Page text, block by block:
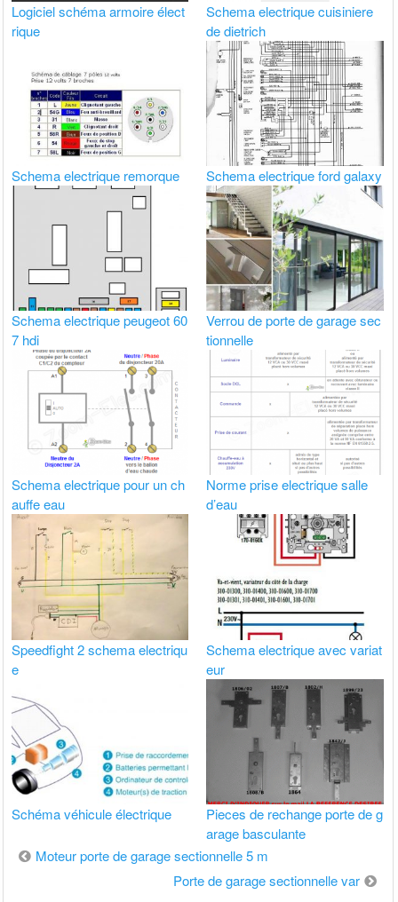
Logiciel schéma armoire élect
rique
Schema electrique cuisiniere
de dietrich
Schema electrique remorque Schema electrique ford galaxy
Schema electrique peugeot 60
7 hdi
Verrou de porte de garage sec
tionnelle
Schema electrique pour un ch
auffe eau
Norme prise electrique salle
d’eau
Speedfight 2 schema electriqu
e
Schema electrique avec variat
eur
Schéma véhicule électrique
Pieces de rechange porte de g
arage basculante
Navigation
Moteur porte de garage sectionnelle 5 m
Porte de garage sectionnelle var